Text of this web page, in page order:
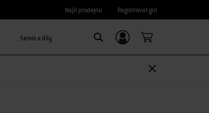
Najít prodejnu Registrovat gril
Servis a díly
Registrace/
Přihlášení